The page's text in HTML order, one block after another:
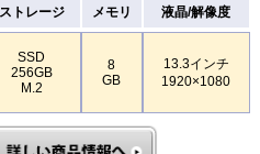
ストレージ メモリ 液晶/解像度
SSD
256GB
M.2
8
GB
13.3インチ
1920×1080